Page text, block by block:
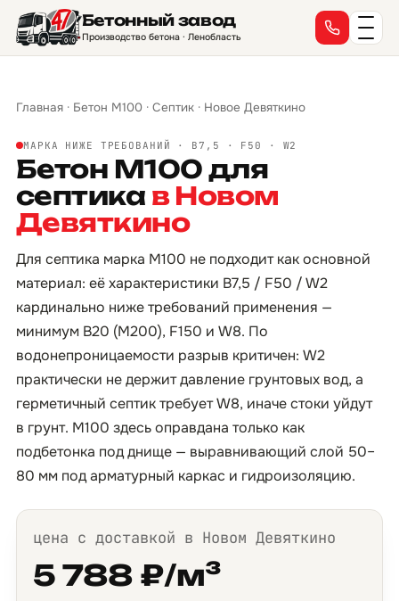
Бетонный завод
Производство бетона · Ленобласть
Главная · Бетон М100 · Септик · Новое Девяткино
МАРКА НИЖЕ ТРЕБОВАНИЙ · B7,5 · F50 · W2
Бетон М100 для
септика в Новом
Девяткино
Для септика марка М100 не подходит как основной
материал: её характеристики B7,5 / F50 / W2
кардинально ниже требований применения —
минимум B20 (М200), F150 и W8. По
водонепроницаемости разрыв критичен: W2
практически не держит давление грунтовых вод, а
герметичный септик требует W8, иначе стоки уйдут
в грунт. М100 здесь оправдана только как
подбетонка под днище — выравнивающий слой 50–
80 мм под арматурный каркас и гидроизоляцию.
цена с доставкой в Новом Девяткино
5 788 ₽/м³